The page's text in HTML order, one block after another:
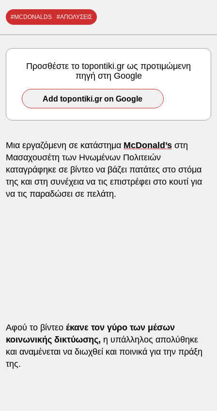
#MCDONALDS #ΑΠΟΛΥΣΕΙΣ
Προσθέστε το topontiki.gr ως προτιμώμενη
πηγή στη Google
Add topontiki.gr on Google
Μια εργαζόμενη σε κατάστημα McDonald’sστη
Μασαχουσέτη των Ηνωμένων Πολιτειών
καταγράφηκε σε βίντεο να βάζει πατάτες στο στόμα
της και στη συνέχεια να τις επιστρέφει στο κουτί για
να τις παραδώσει σε πελάτη.
Αφού το βίντεο έκανε τον γύρο των μέσων
κοινωνικής δικτύωσης, η υπάλληλος απολύθηκε
και αναμένεται να διωχθεί και ποινικά για την πράξη
της.